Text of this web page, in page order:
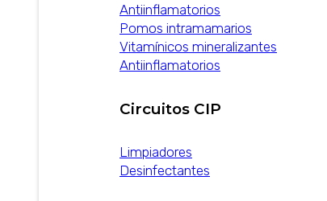
Antiinflamatorios
Pomos intramamarios
Vitamínicos mineralizantes
Antiinflamatorios
Circuitos CIP
Limpiadores
Desinfectantes